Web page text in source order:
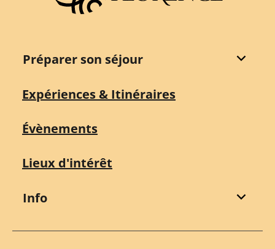
Préparer son séjour
Expériences & Itinéraires
Évènements
Lieux d'intérêt
Info